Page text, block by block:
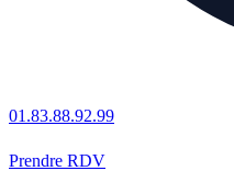
01.83.88.92.99
Prendre RDV